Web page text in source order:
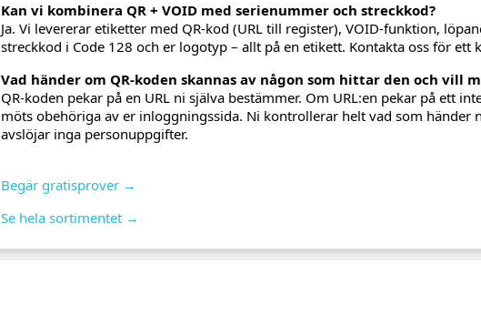
Kan vi kombinera QR + VOID med serienummer och streckkod?
Ja. Vi levererar etiketter med QR-kod (URL till register), VOID-funktion,
streckkod i Code 128 och er logotyp – allt på en etikett. Kontakta oss för ett
Vad händer om QR-koden skannas av någon som hittar den och vill
QR-koden pekar på en URL ni själva bestämmer. Om URL:en pekar på ett
möts obehöriga av er inloggningssida. Ni kontrollerar helt vad som händer
avslöjar inga personuppgifter.
Begär gratisprover →
Se hela sortimentet →